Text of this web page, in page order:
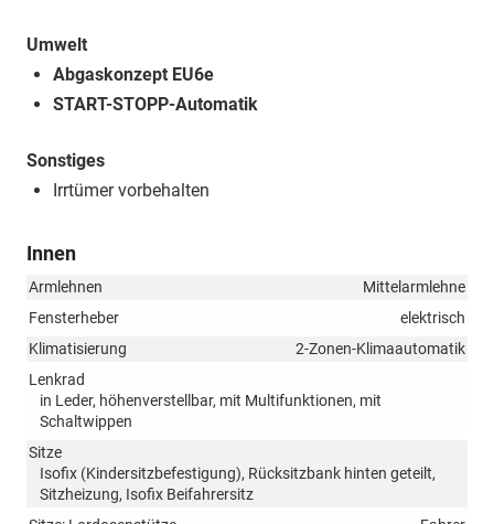
Umwelt
Abgaskonzept EU6e
START-STOPP-Automatik
Sonstiges
Irrtümer vorbehalten
Innen
Armlehnen
Mittelarmlehne
Fensterheber
elektrisch
Klimatisierung
2-Zonen-Klimaautomatik
Lenkrad
in Leder, höhenverstellbar, mit Multifunktionen, mit
Schaltwippen
Sitze
Isofix (Kindersitzbefestigung), Rücksitzbank hinten geteilt,
Sitzheizung, Isofix Beifahrersitz